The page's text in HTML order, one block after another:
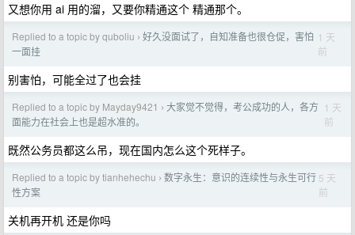
又想你用 ai 用的溜，又要你精通这个 精通那个。
Replied to a topic by quboliu › 好久没面试了，自知准备也很仓促，害怕
一面挂
1 天
前
别害怕，可能全过了也会挂
Replied to a topic by Mayday9421 › 大家觉不觉得，考公成功的人，各方
面能力在社会上也是超水准的。
1 天
前
既然公务员都这么吊，现在国内怎么这个死样子。
Replied to a topic by tianhehechu › 数字永生：意识的连续性与永生可行
性方案
5 天
前
关机再开机 还是你吗